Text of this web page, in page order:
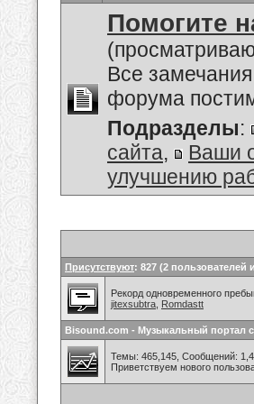
Помогите
Все
форума
Подразделы:
сайта,
Ваши
улучшению
Присутствуют: 827 (2 пользователей
Рекорд одновременного
jitexsubtra Romdastt
Bisound.com - Музыкальный портал
Темы: 465,145, Сообщений:
Приветствуем нового